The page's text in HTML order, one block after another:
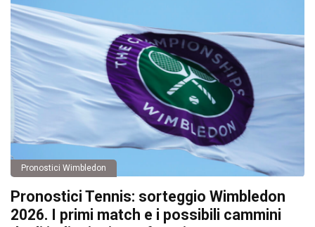
Pronostici Wimbledon
Pronostici Tennis: sorteggio Wimbledon
2026. I primi match e i possibili cammini